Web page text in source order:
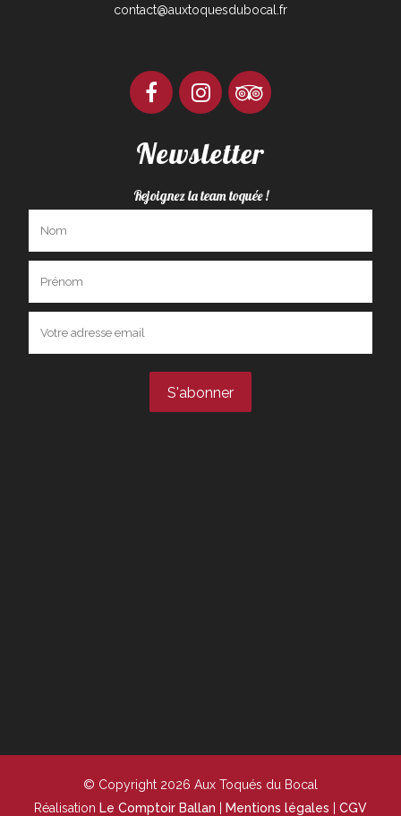
contact@auxtoquesdubocal.fr
Newsletter
Rejoignez la team toquée !
© Copyright 2026 Aux Toqués du Bocal
Réalisation Le Comptoir Ballan Mentions légales CGV